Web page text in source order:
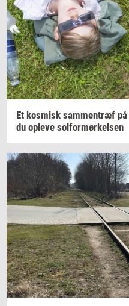
Et kos­misk sam­men­træf på
du op­le­ve sol­for­mør­kel­sen